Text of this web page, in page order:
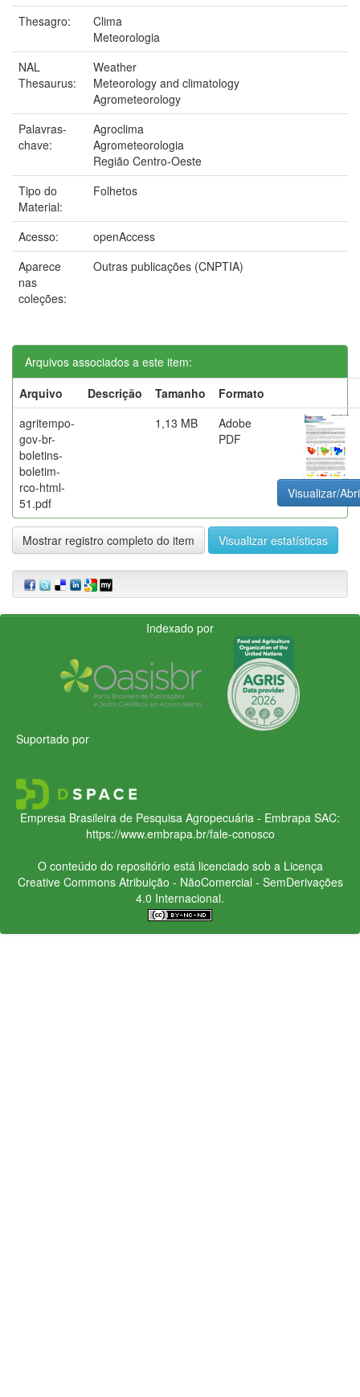
Thesagro:
Clima
Meteorologia
NAL
Thesaurus:
Weather
Meteorology and climatology
Agrometeorology
Palavras-
chave:
Agroclima
Agrometeorologia
Região Centro-Oeste
Tipo do
Material:
Folhetos
Acesso:
openAccess
Aparece
nas
coleções:
Outras publicações (CNPTIA)
Arquivos associados a este item:
Arquivo
Descrição Tamanho
Formato
agritempo-
gov-br-
boletins-
boletim-
rco-html-
51.pdf
1,13 MB
Adobe
PDF
Visualizar/
Mostrar registro completo do item Visualizar estatísticas
Indexado por
Suportado por
Empresa Brasileira de Pesquisa Agropecuária - Embrapa SAC:
https://www.embrapa.br/fale-conosco
O conteúdo do repositório está licenciado sob a Licença
Creative CommonsAtribuição - NãoComercial - SemDerivações
4.0 Internacional.